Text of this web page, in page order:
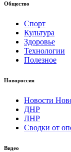
Общество
Спорт
Культура
Здоровье
Технологии
Полезное
Новороссия
Новости
ДНР
ЛНР
Сводки от
Видео